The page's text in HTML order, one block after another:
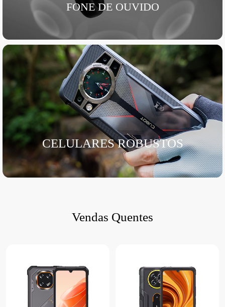
FONE DE OUVIDO
CELULARES ROBUSTOS
Vendas Quentes